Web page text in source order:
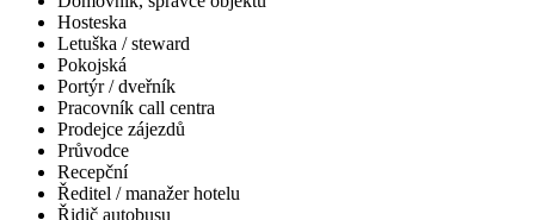
Hosteska
Letuška / steward
Pokojská
Portýr / dveřník
Pracovník call centra
Prodejce zájezdů
Průvodce
Recepční
Ředitel / manažer hotelu
Řidič autobusu